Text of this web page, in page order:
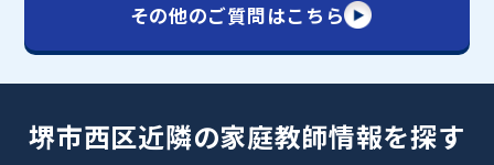
その他のご質問はこちら
堺市西区近隣の家庭教師情報を探す